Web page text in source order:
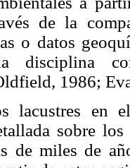
de la
o datos
disciplina
1986;
lacustres en
sobre
de miles de